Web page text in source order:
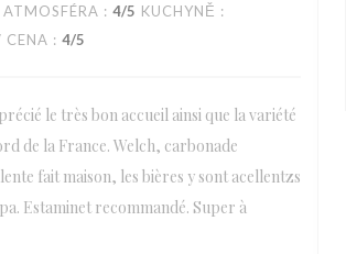
ATMOSFÉRA : 4/5 KUCHYNĚ :
: 4/5
le très bon accueil ainsi que la variété
de la France. Welch, carbonade
fait maison, les bières y sont acellentzs
Estaminet recommandé. Super à